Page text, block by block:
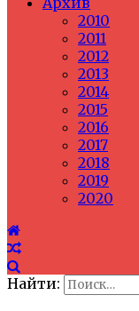
2010
2011
2012
2013
2014
2015
2016
2017
2018
2019
2020
Найти: